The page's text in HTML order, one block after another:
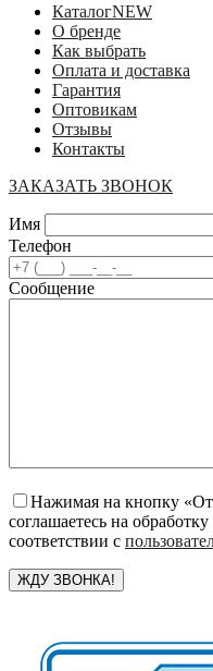
КаталогNEW
О бренде
Как выбрать
Оплата и доставка
Гарантия
Оптовикам
Отзывы
Контакты
ЗАКАЗАТЬ ЗВОНОК
Имя
Телефон
Сообщение
Нажимая на кнопку
соглашаетесь на
соответствии с